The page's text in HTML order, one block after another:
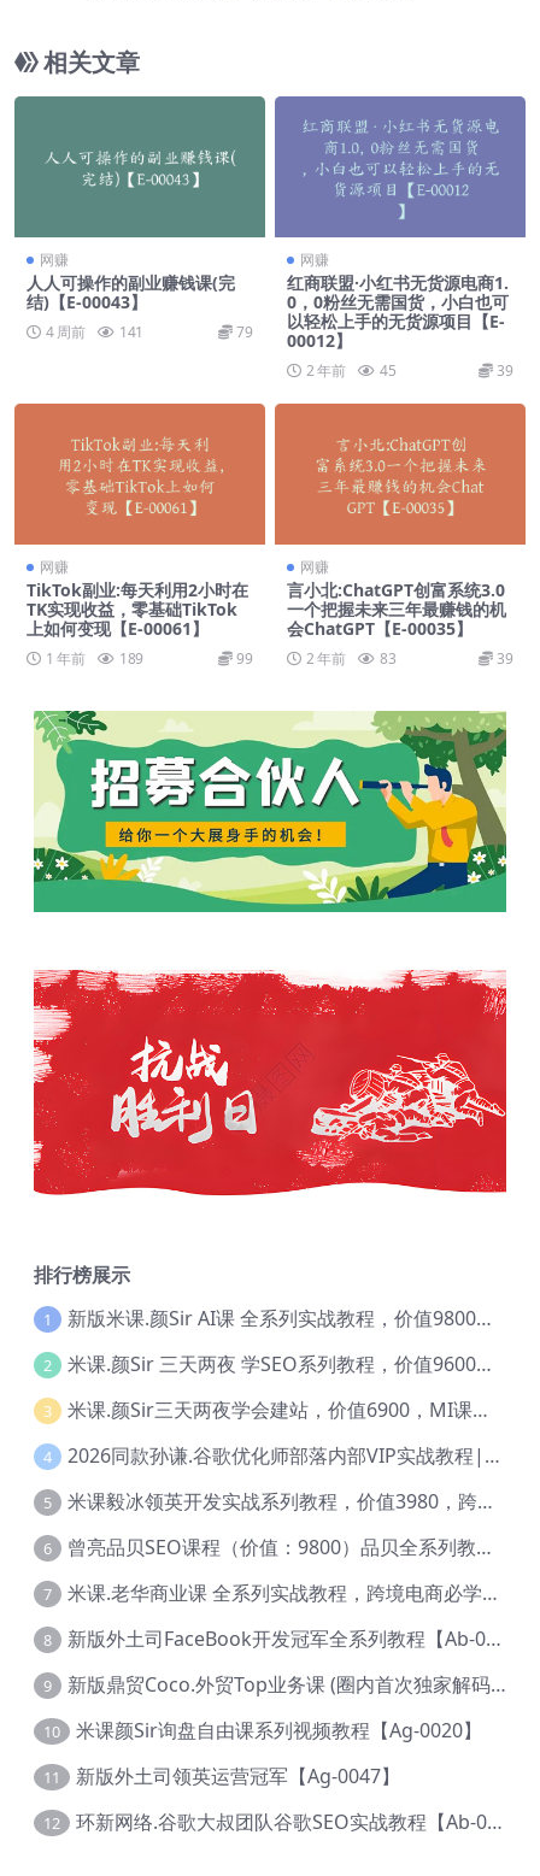
相关文章
网赚
人人可操作的副业赚钱课(完
结)【E-00043】
4 周前 141 79
网赚
红商联盟·小红书无货源电商1.
0，0粉丝无需国货，小白也可
以轻松上手的无货源项目【E-
00012】
2 年前 45 39
网赚
TikTok副业:每天利用2小时在
TK实现收益，零基础TikTok
上如何变现【E-00061】
1 年前 189 99
网赚
言小北:ChatGPT创富系统3.0
一个把握未来三年最赚钱的机
会ChatGPT【E-00035】
2 年前 83 39
排行榜展示
1 新版米课.颜Sir AI课 全系列实战教程，价值9800，跨境首选！【Ag-0052】
2 米课.颜Sir 三天两夜 学SEO系列教程，价值9600元，跨境人都在学 【Ag-0056】
3 米课.颜Sir三天两夜学会建站，价值6900，MI课甄选课程 【Ag-0055】
4 2026同款孙谦.谷歌优化师部落内部VIP实战教程|价值4999元全网独家解码（官方报名版本）【@034】
5 米课毅冰领英开发实战系列教程，价值3980，跨境必选【Ag-0049】
6 曾亮品贝SEO课程（价值：9800）品贝全系列教程 【Ab-0022】
7 米课.老华商业课 全系列实战教程，跨境电商必学，价值16900元【Ag-0053】
8 新版外土司FaceBook开发冠军全系列教程【Ab-0021】
9 新版鼎贸Coco.外贸Top业务课 (圈内首次独家解码|460节课)【Ag-0091】
10 米课颜Sir询盘自由课系列视频教程【Ag-0020】
11 新版外土司领英运营冠军【Ag-0047】
12 环新网络.谷歌大叔团队谷歌SEO实战教程【Ab-0024】